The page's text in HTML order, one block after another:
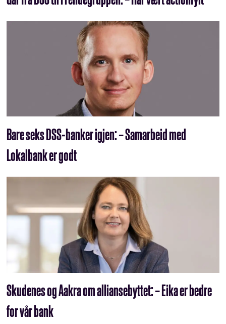
Bare seks DSS-banker igjen: – Samarbeid med
Lokalbank er godt
Skudenes og Aakra om alliansebyttet: – Eika er bedre
for vår bank